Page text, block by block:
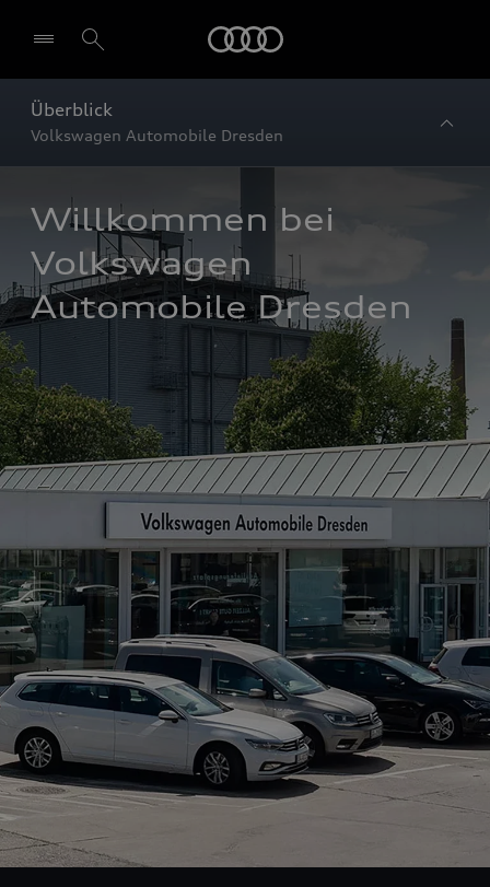
Überblick
Volkswagen Automobile Dresden
Willkommen bei
Volkswagen
Automobile Dresden